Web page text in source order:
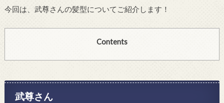
今回は、武尊さんの髪型についてご紹介します！
Contents
武尊さん